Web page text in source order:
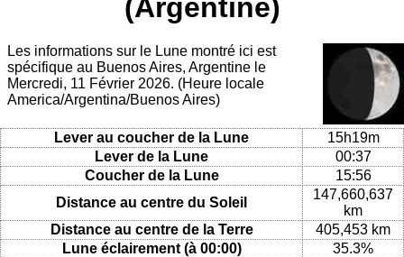
(Argentine)
Les informations sur le Lune montré ici est
spécifique au Buenos Aires, Argentine le
Mercredi, 11 Février 2026. (Heure locale
America/Argentina/Buenos Aires)
Lever au coucher de la Lune
15h19m
Lever de la Lune
00:37
Coucher de la Lune
15:56
Distance au centre du Soleil
147,660,637
km
Distance au centre de la Terre
405,453 km
Lune éclairement (à 00:00)
35.3%